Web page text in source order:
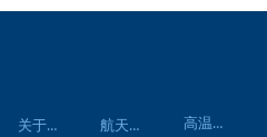
关于我们
航天航空
高温合金